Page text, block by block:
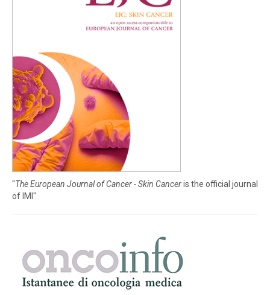
"The European Journal of Cancer - Skin Canceris the official journal
of IMI"